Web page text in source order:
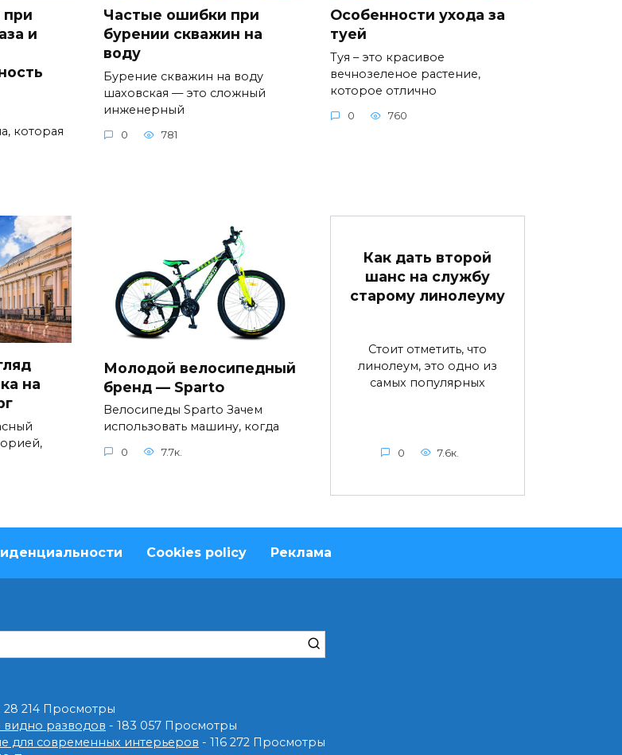
и
которая
Частые ошибки при
бурении скважин на
воду
Бурение скважин на воду
шаховская — это сложный
инженерный
0 781
Особенности ухода за
туей
Туя – это красивое
вечнозеленое растение,
которое отлично
0 760
на
Молодой велосипедный
бренд — Sparto
Велосипеды Sparto Зачем
использовать машину, когда
0 7.7к.
Как дать второй
шанс на службу
старому линолеуму
Стоит отметить, что
линолеум, это одно из
самых популярных
0 7.6к.
Cookies policy Реклама
28 214 Просмотры
видно разводов - 183 057 Просмотры
для современных интерьеров - 116 272 Просмотры